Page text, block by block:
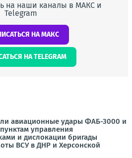
на наши каналы в МАКС и
Telegram
НА МАКС
НА TELEGRAM
авиационные удары ФАБ-3000 и
управления
и дислокации бригады
ВСУ в ДНР и Херсонской